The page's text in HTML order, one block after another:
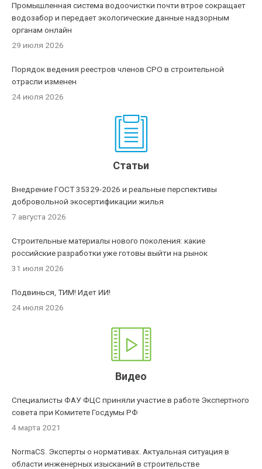
Промышленная система водоочистки почти втрое сокращает
водозабор и передает экологические данные надзорным
органам онлайн
29 июля 2026
Порядок ведения реестров членов СРО в строительной
отрасли изменен
24 июля 2026
Статьи
Внедрение ГОСТ 35329-2026 и реальные перспективы
добровольной экосертификации жилья
7 августа 2026
Строительные материалы нового поколения: какие
российские разработки уже готовы выйти на рынок
31 июля 2026
Подвинься, ТИМ! Идет ИИ!
24 июля 2026
Видео
Специалисты ФАУ ФЦС приняли участие в работе Экспертного
совета при Комитете Госдумы РФ
4 марта 2021
NormaCS. Эксперты о нормативах. Актуальная ситуация в
области инженерных изысканий в строительстве